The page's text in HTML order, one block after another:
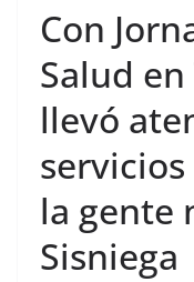
Con
Salud
llevó
la gente
Sisniega